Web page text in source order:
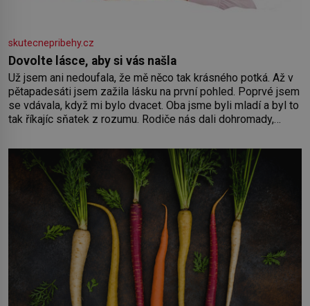
skutecnepribehy.cz
Dovolte lásce, aby si vás našla
Už jsem ani nedoufala, že mě něco tak krásného potká. Až v
pětapadesáti jsem zažila lásku na první pohled. Poprvé jsem
se vdávala, když mi bylo dvacet. Oba jsme byli mladí a byl to
tak říkajíc sňatek z rozumu. Rodiče nás dali dohromady,
oběma moc nesvědčilo, brzy jsme zjistili, že